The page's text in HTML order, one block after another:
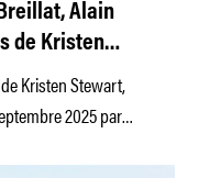
Alain
de Kristen
Kristen Stewart,
2025 par